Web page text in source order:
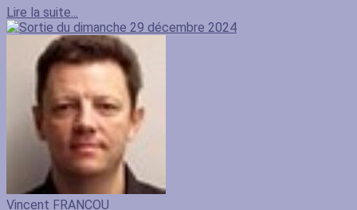
Lire la suite...
Vincent FRANCOU